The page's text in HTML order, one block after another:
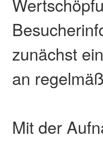
zunächst
an
Mit der